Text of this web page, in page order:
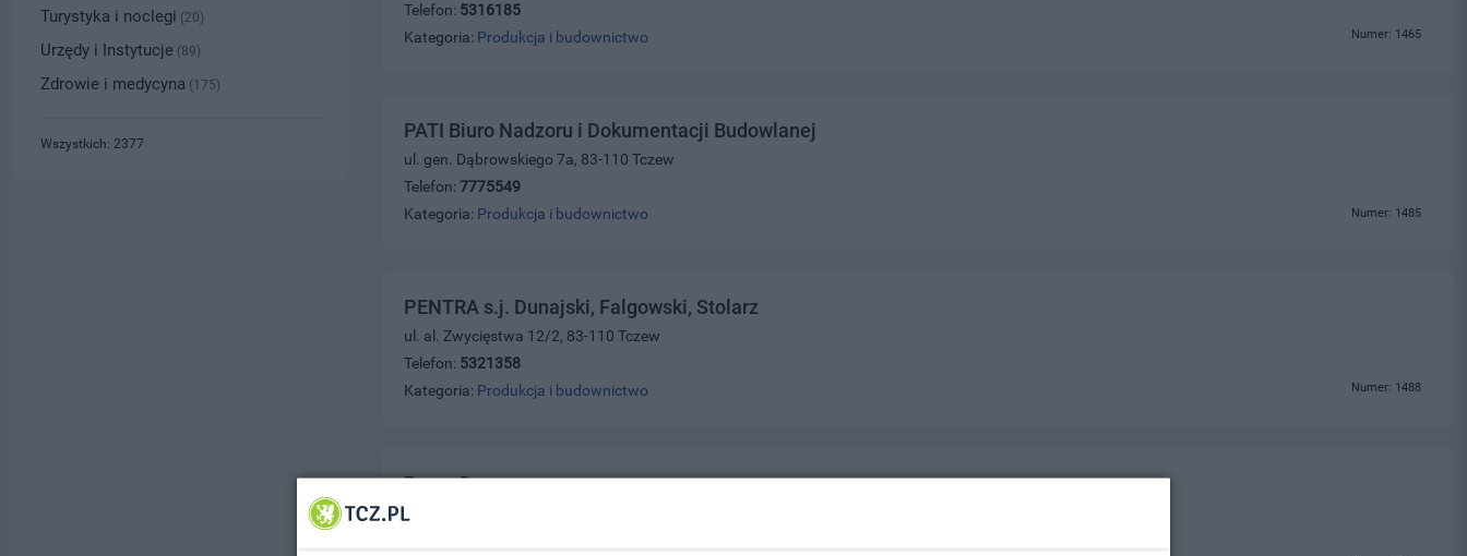
Telefon: 5316185
Kategoria: Produkcja i budownictwo Numer: 1465
PATI Biuro Nadzoru i Dokumentacji Budowlanej
ul. gen. Dąbrowskiego 7a, 83-110 Tczew
Telefon: 7775549
Kategoria: Produkcja i budownictwo Numer: 1485
PENTRA s.j. Dunajski, Falgowski, Stolarz
ul. al. Zwycięstwa 12/2, 83-110 Tczew
Telefon: 5321358
Kategoria: Produkcja i budownictwo Numer: 1488
Prace Drogowe
ul. Jagiellońska 56a, 83-110 Tczew
Turystyka i noclegi (20)
Urzędy i Instytucje (89)
Zdrowie i medycyna (175)
Wszystkich: 2377